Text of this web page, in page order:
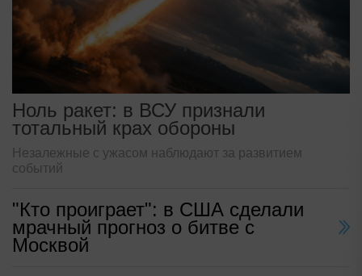
Ноль ракет: в ВСУ признали
тотальный крах обороны
Незалежные с ужасом наблюдают за развитием
событий
"Кто проиграет": в США сделали
мрачный прогноз о битве с
Москвой